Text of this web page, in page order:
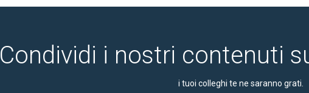
Condividi i nostri contenuti
i tuoi colleghi te ne saranno grati.